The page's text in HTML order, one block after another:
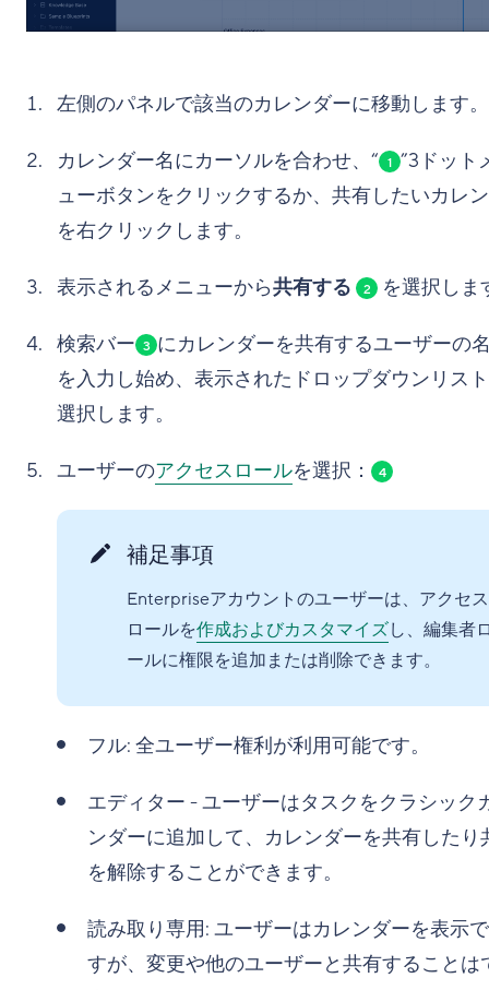
左側のパネルで該当のカレンダーに移動します。
カレンダー名にカーソルを合わせ、“ 1 ”3ドット
ューボタンをクリックするか、共有したいカレ
を右クリックします。
表示されるメニューから共有する 2 を選択しま
検索バー 3 にカレンダーを共有するユーザーの
を入力し始め、表示されたドロップダウンリス
選択します。
ユーザーのアクセスロールを選択： 4
補足事項
Enterpriseアカウントのユーザーは、アクセス
ロールを作成およびカスタマイズし、編集者
ールに権限を追加または削除できます。
フル: 全ユーザー権利が利用可能です。
エディター - ユーザーはタスクをクラシック
ンダーに追加して、カレンダーを共有したり
を解除することができます。
読み取り専用: ユーザーはカレンダーを表示
すが、変更や他のユーザーと共有することは